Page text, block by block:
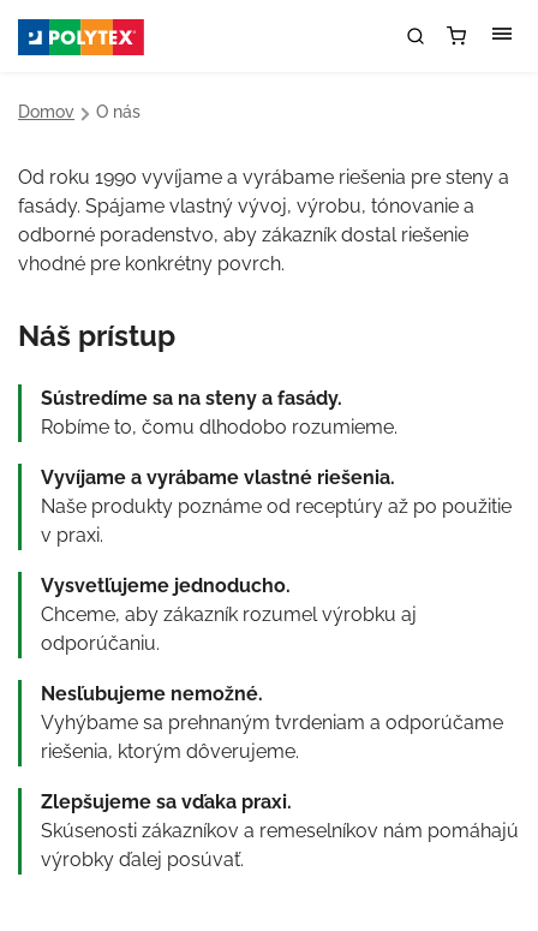
Domov / O nás
Od roku 1990 vyvíjame a vyrábame riešenia pre steny a
fasády. Spájame vlastný vývoj, výrobu, tónovanie a
odborné poradenstvo, aby zákazník dostal riešenie
vhodné pre konkrétny povrch.
Náš prístup
Sústredíme sa na steny a fasády.
Robíme to, čomu dlhodobo rozumieme.
Vyvíjame a vyrábame vlastné riešenia.
Naše produkty poznáme od receptúry až po použitie
v praxi.
Vysvetľujeme jednoducho.
Chceme, aby zákazník rozumel výrobku aj
odporúčaniu.
Nesľubujeme nemožné.
Vyhýbame sa prehnaným tvrdeniam a odporúčame
riešenia, ktorým dôverujeme.
Zlepšujeme sa vďaka praxi.
Skúsenosti zákazníkov a remeselníkov nám pomáhajú
výrobky ďalej posúvať.